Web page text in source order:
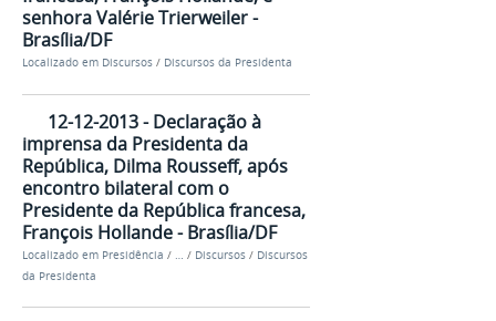
senhora Valérie Trierweiler -
Brasília/DF
Localizado em Discursos / Discursos da Presidenta
12-12-2013 - Declaração à
imprensa da Presidenta da
República, Dilma Rousseff, após
encontro bilateral com o
Presidente da República francesa,
François Hollande - Brasília/DF
Localizado em Presidência / … / Discursos / Discursos
da Presidenta